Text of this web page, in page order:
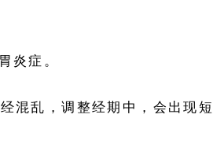
炎症。
混乱，调整经期中，会出现短